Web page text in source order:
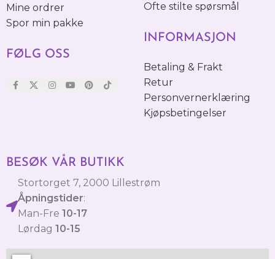
Mine ordrer
Spor min pakke
FØLG OSS
Ofte stilte spørsmål
INFORMASJON
Betaling & Frakt
Retur
Personvernerklæring
Kjøpsbetingelser
BESØK VÅR BUTIKK
Stortorget 7, 2000 Lillestrøm
Åpningstider:
Man-Fre 10-17
Lørdag 10-15